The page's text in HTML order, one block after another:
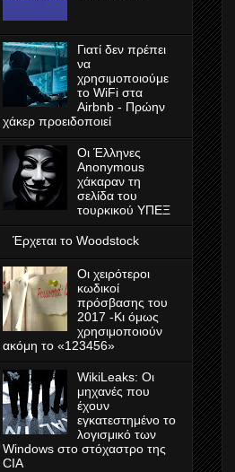
Γιατί δεν πρέπει
να
χρησιμοποιούμε
το WiFi στα
Airbnb - Πρώην
χάκερ προειδοποιεί
Οι Έλληνες
Anonymous
χάκαραν τη
σελίδα του
τουρκικού ΥΠΕΞ
Έρχεται το Woodstock
Οι χειρότεροι
κωδικοί
πρόσβασης του
2017 -Κι όμως
χρησιμοποιούν
ακόμη το «123456»
WikiLeaks: Οι
μηχανές που
έχουν
εγκατεστημένο το
λογισμικό των
Windows στο στόχαστρο της
CIA